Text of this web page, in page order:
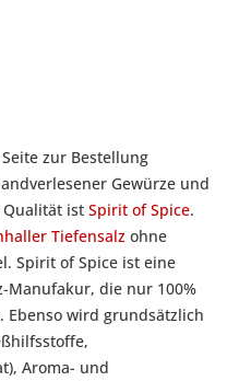
zur Bestellung
Gewürze und
Qualität ist Spirit of Spice.
Tiefensalz ohne
Spirit of Spice ist eine
Manufakur, die nur 100%
wird grundsätzlich
Aroma- und